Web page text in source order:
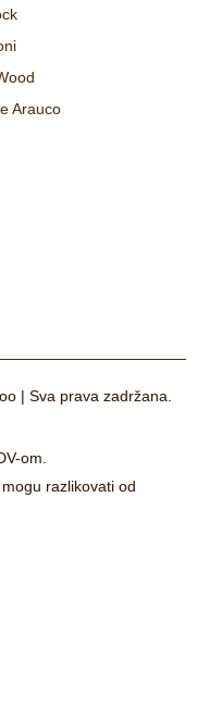
Arauco
| Sva prava zadržana.
om.
razlikovati od